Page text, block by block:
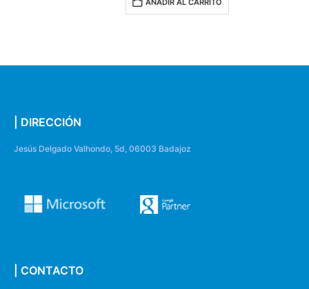
AÑADIR AL CARRITO
| DIRECCIÓN
Jesús Delgado Valhondo, 5d, 06003 Badajoz
| CONTACTO